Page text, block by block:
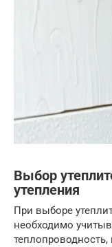
Выбор
утепления
При выборе
необходимо
теплопроводность,